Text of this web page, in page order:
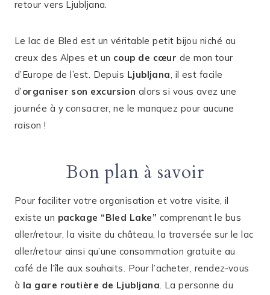
retour vers Ljubljana.
Le lac de Bled est un véritable petit bijou niché au
creux des Alpes et un coup de cœur de mon tour
d’Europe de l’est. Depuis Ljubljana , il est facile
d’organiser son excursion alors si vous avez une
journée à y consacrer, ne le manquez pour aucune
raison !
Bon plan à savoir
Pour faciliter votre organisation et votre visite, il
existe un package “Bled Lake” comprenant le bus
aller/retour, la visite du château, la traversée sur le lac
aller/retour ainsi qu’une consommation gratuite au
café de l’île aux souhaits. Pour l’acheter, rendez-vous
à la gare routière de Ljubljana . La personne du